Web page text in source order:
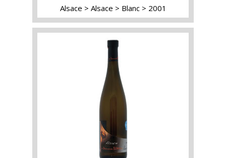
Alsace Alsace Blanc 2001